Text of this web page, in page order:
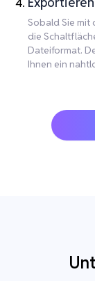
Sobald Sie mit
die
Dateiformat.
Ihnen ein